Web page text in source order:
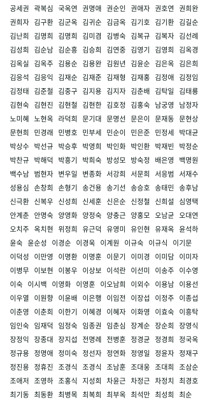
공세권 곽복심 국옥연 권명애 권순인 권애자 권호연 권희완
권희자 김구환 김군옥 김귀순 김금옥 김기호 김기환 김길순
김난희
김명희 김명희 김미겸 김병숙 김복규 김복자 김선례
김성희
김순남 김순흥 김승희 김연중 김영기 김영희
김옥경
김옥실
김옥주 김용순 김용완 김원년 김윤순 김은옥 김은희
김응석
김응익 김재순 김재준 김재형 김재홍 김정애 김정임
김정태 김준철 김중구 김지용 김지자 김춘배 김탁일
김태룡
김현숙 김현진 김현철 김현한 김호정 김홍숙 남궁영
남정자
노미혜 노현옥 라덕희 문기대 문명선 문은이 문재동 문현상
문현희
민경래 민병호 민부세 민순이 민은준 민정세 박대균
박상수 박선규 박승후 박영희 박인화 박인환 박재빈
박정순
박찬규 박해덕 박흥기 박희숙 방성모 방숙정 배은영
백명원
백수남 범현자 변우일 변종화 서강희 서문희 서응범
서재수
성용심 손창희 손형기 송건용 송기선 송승호 송태민 송후남
신극환 신복우 신성희 신세훈 신은순 신정철 신희설
심영택
안계춘 안명숙 양영화 양정숙 양충근 양홍모 오남균 오대연
오치주 옥치현 위정희 유근덕 유영미 유인현 유재옥 윤석하
윤숙 윤순성 이경순 이경욱 이계원 이규숙 이규식
이기문
이덕성
이만영 이명환 이명훈 이문기 이미경 이미담 이미자
이병무 이보현 이봉우 이상보 이석란 이선미 이송주 이수영
이숙 이시백 이영화 이영훈 이오남희 이외수 이용남 이용선
이우열
이원향 이윤배 이은행 이임전 이장섭 이정주 이종섭
이춘영
이춘희 이한기 이혜경 이혜자 이화영 이효숙 이흥탁
임인숙 임재덕 임정숙 임종권 임춘심 장계순 장순희 장영식
장정익 장종대 장지섭 전명례 전병훈 정경균 정경희
정국옥
정규용 정명애 정미숙 정선자 정연화 정영일 정윤자 정재구
정진용 정휴진 조경식 조경식 조남훈 조대웅 조대희 조삼순
조애저 조영하 조홍식 지성희 차윤근 차정근 차정치 최경호
최기동 최동환 최병목 최복희 최부옥 최석만 최성희 최순